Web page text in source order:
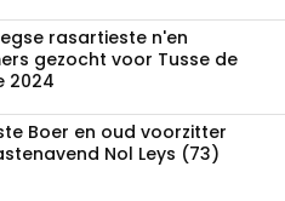
rasartieste n'en
gezocht voor Tusse de
2024
Boer en oud voorzitter
Nol Leys (73)